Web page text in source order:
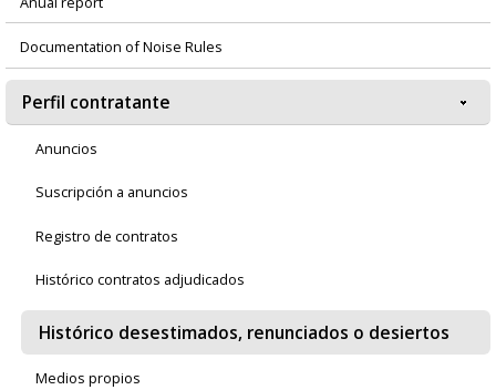
Documentation of Noise Rules
Perfil contratante
Anuncios
Suscripción a anuncios
Registro de contratos
Histórico contratos adjudicados
Histórico desestimados, renunciados o desiertos
Medios propios